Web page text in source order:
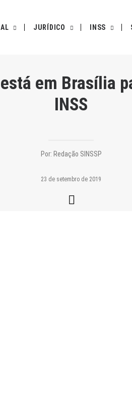
JURÍDICO INSS
em Brasília
INSS
Por: Redação SINSSP
23 de setembro de 2019